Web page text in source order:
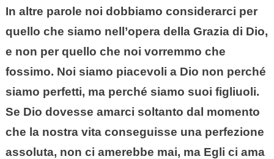
In altre parole noi dobbiamo considerarci per
quello che siamo nell’opera della Grazia di Dio,
e non per quello che noi vorremmo che
fossimo. Noi siamo piacevoli a Dio non perché
siamo perfetti, ma perché siamo suoi figliuoli.
Se Dio dovesse amarci soltanto dal momento
che la nostra vita conseguisse una perfezione
assoluta, non ci amerebbe mai, ma Egli ci ama